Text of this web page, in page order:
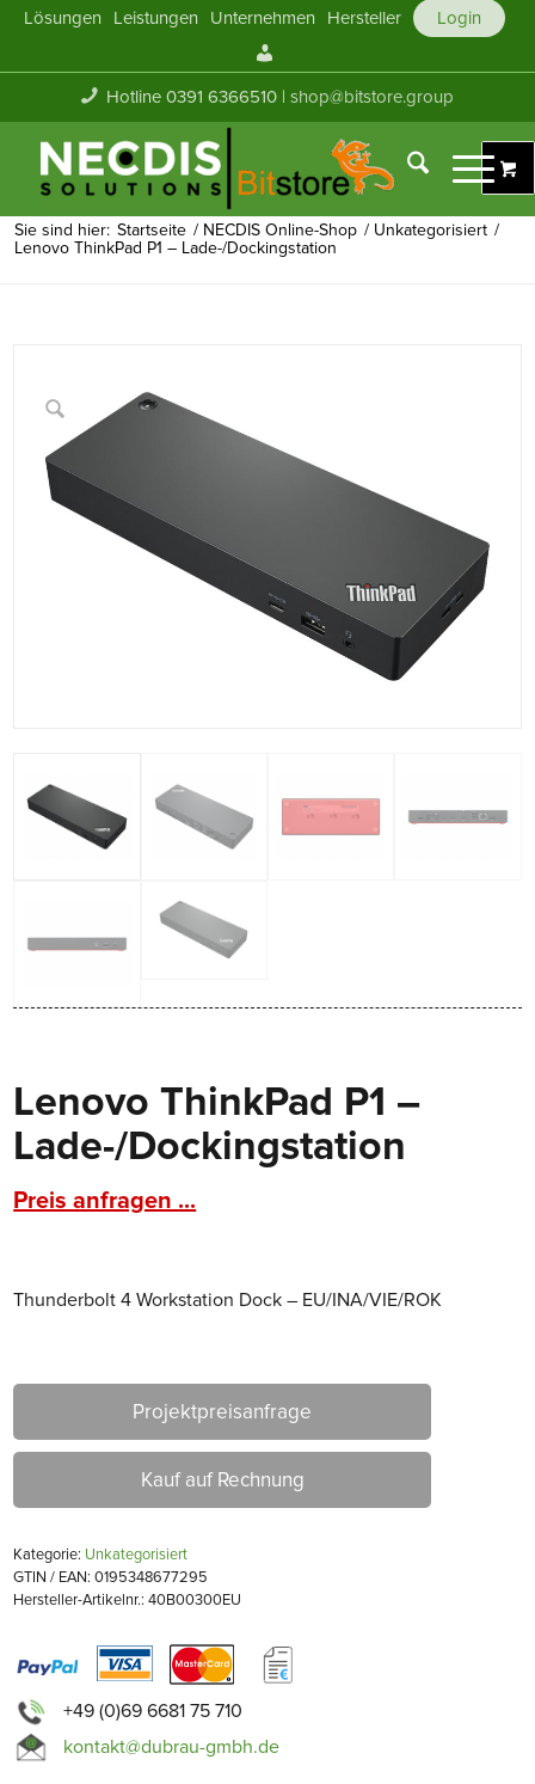
Lösungen Leistungen Unternehmen Hersteller
Login
Konto
Hotline 0391 6366510 |shop@bitstore.group
Sie sind hier: Startseite / NECDIS Online-Shop / Unkategorisiert /
Lenovo ThinkPad P1 – Lade-/Dockingstation
Lenovo ThinkPad P1 –
Lade-/Dockingstation
Preis anfragen ...
Thunderbolt 4 Workstation Dock – EU/INA/VIE/ROK
Projektpreisanfrage
Kauf auf Rechnung
Kategorie: Unkategorisiert
GTIN / EAN: 0195348677295
Hersteller-Artikelnr.: 40B00300EU
+49 (0)69 6681 75 710
kontakt@dubrau-gmbh.de